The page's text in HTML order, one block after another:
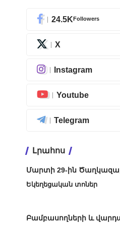
24.5KFollowers
X
Instagram
Youtube
Telegram
Լրահոս
Մարտի 29-ին
Եկեղեցական տոներ
Բամբասողների և